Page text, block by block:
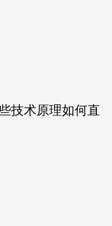
技术原理如何直